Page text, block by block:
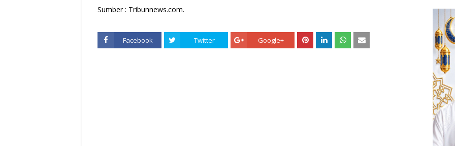
Sumber : Tribunnews.com.
Facebook Twitter Google+